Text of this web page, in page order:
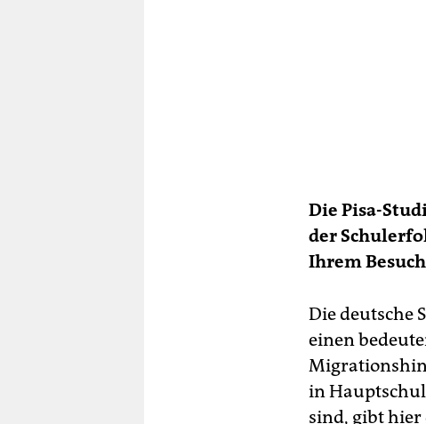
Die Pisa-
der
Ihrem
Die deutsche
einen
in
sind, gibt hier